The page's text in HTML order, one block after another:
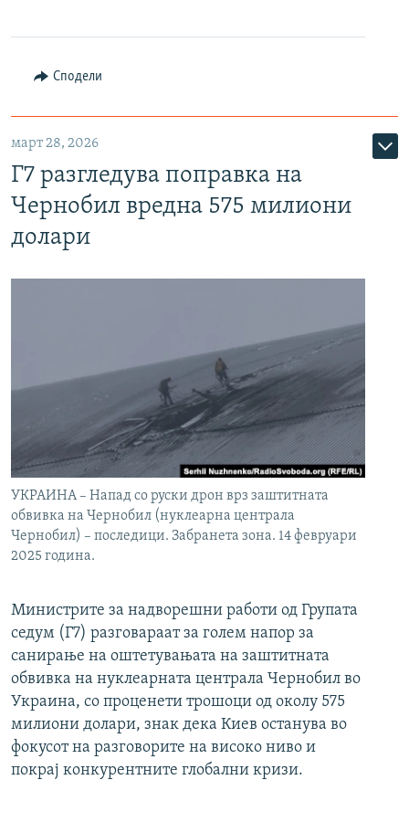
Сподели
март 28, 2026
Г7 разгледува поправка на
Чернобил вредна 575 милиони
долари
УКРАИНА – Напад со руски дрон врз заштитната
обвивка на Чернобил (нуклеарна централа
Чернобил) – последици. Забранета зона. 14 февруари
2025 година.
Министрите за надворешни работи од Групата
седум (Г7) разговараат за голем напор за
санирање на оштетувањата на заштитната
обвивка на нуклеарната централа Чернобил во
Украина, со проценети трошоци од околу 575
милиони долари, знак дека Киев останува во
фокусот на разговорите на високо ниво и
покрај конкурентните глобални кризи.